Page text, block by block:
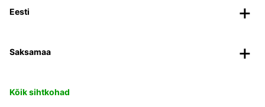
Eesti
Saksamaa
Kõik sihtkohad